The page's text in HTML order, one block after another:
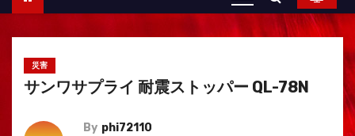
災害
サンワサプライ 耐震ストッパー QL-78N
By phi72110